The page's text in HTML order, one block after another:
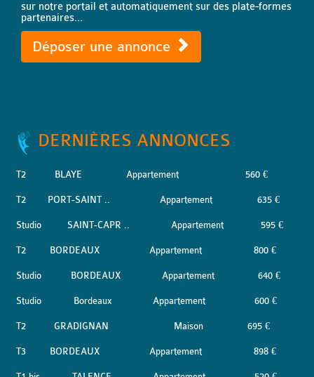
sur notre portail et automatiquement sur des plate-formes
partenaires...
Déposer une annonce
DERNIÈRES ANNONCES
T2 BLAYE Appartement 560 €
T2 PORT-SAINT .. Appartement 635 €
Studio SAINT-CAPR .. Appartement 595 €
T2 BORDEAUX Appartement 800 €
Studio BORDEAUX Appartement 640 €
Studio Bordeaux Appartement 600 €
T2 GRADIGNAN Maison 695 €
T3 BORDEAUX Appartement 898 €